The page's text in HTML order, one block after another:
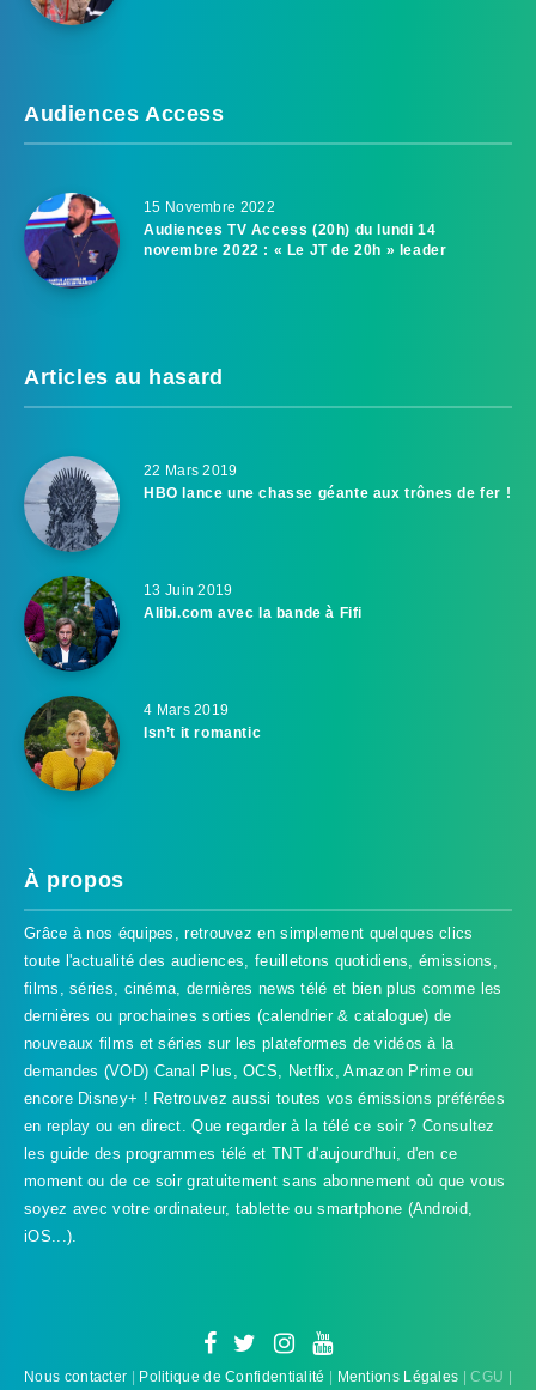
Audiences Access
15 Novembre 2022
Audiences TV Access (20h) du lundi 14
novembre 2022 : « Le JT de 20h » leader
Articles au hasard
22 Mars 2019
HBO lance une chasse géante aux trônes de fer !
13 Juin 2019
Alibi.com avec la bande à Fifi
4 Mars 2019
Isn’t it romantic
À propos
Grâce à nos équipes, retrouvez en simplement quelques clics
toute l'actualité des audiences, feuilletons quotidiens, émissions,
films, séries, cinéma, dernières news télé et bien plus comme les
dernières ou prochaines sorties (calendrier & catalogue) de
nouveaux films et séries sur les plateformes de vidéos à la
demandes (VOD) Canal Plus, OCS, Netflix, Amazon Prime ou
encore Disney+ ! Retrouvez aussi toutes vos émissions préférées
en replay ou en direct. Que regarder à la télé ce soir ? Consultez
les guide des programmes télé et TNT d'aujourd'hui, d'en ce
moment ou de ce soir gratuitement sans abonnement où que vous
soyez avec votre ordinateur, tablette ou smartphone (Android,
iOS...).
Nous contacter | Politique de Confidentialité | Mentions Légales | CGU |
TVProgramme respecte votre vie
TVProgramme utilise des Cookies dans le but de traiter
Accepter